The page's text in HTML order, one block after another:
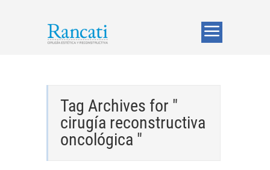
Tag Archives for "
cirugía reconstructiva
oncológica "